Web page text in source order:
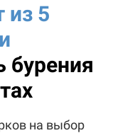
из 5
бурения
на выбор